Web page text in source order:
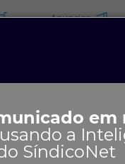
em
usando a
SíndicoNet
Anunciar